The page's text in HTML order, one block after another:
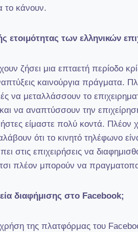
το κάνουν.
ετοιμότητας των ελληνικών
ζήσει μια επταετή περίοδο
καινούργια πράγματα.
να μεταλλάσσουν το
να αναπτύσσουν την
είμαστε πολύ κοντά. Πλέον
ότι το κινητό τηλέφωνο
στις επιχειρήσεις να
πλέον μπορούν να
διαφήμισης στο Facebook;
της πλατφόρμας του